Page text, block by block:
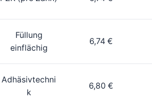
Füllung
einflächig
6,74 €
Adhäsivtechni
k
6,80 €